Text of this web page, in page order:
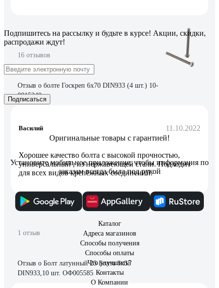
16 отзывов
Отзыв о болте Госкреп 6х70 DIN933 (4 шт.) 10-
0015240
Василий 11.10.2022
Хорошее качество болта с высокой прочностью,
универсальный , из нержавеющей стали. Подходит
для всех видов крепёжных соединений.
1 отзыв
Отзыв о Болт латунный 23 Болта 8x35
DIN933,10 шт. ОФ005585
Подпишитесь на рассылку и будьте в курсе! Акции, скидки,
распродажи ждут!
Подписаться
Оригинальные товары с гарантией!
Установите мобильное приложение, чтобы информация по
заказам всегда была под рукой
Каталог
Адреса магазинов
Способы получения
Способы оплаты
Что улучшить?
Контакты
О Компании